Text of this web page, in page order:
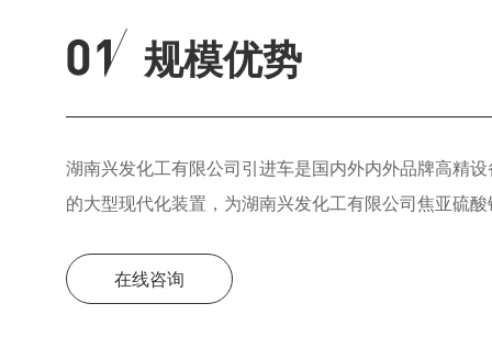
规模优势
湖南兴发化工有限公司引进车是国内外内外品牌高精
的大型现代化装置，为湖南兴发化工有限公司焦亚硫
在线咨询